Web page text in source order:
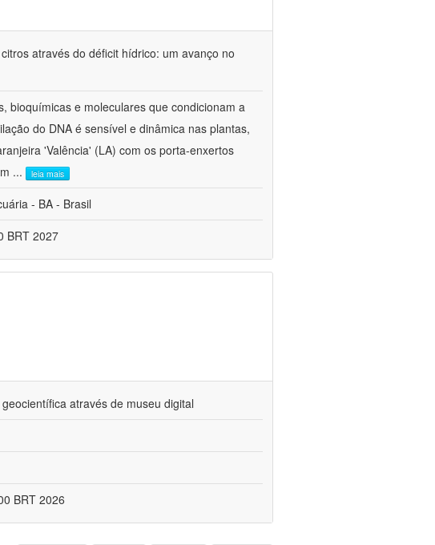
através do déficit hídrico: um avanço no
bioquímicas e moleculares que condicionam a
do DNA é sensível e dinâmica nas plantas,
'Valência' (LA) com os porta-enxertos
... leia mais
- BA - Brasil
BRT 2027
através de museu digital
BRT 2026